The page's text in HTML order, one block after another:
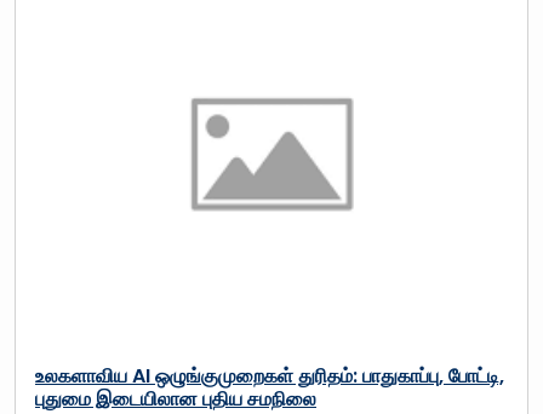
உலகளாவிய AI ஒழுங்குமுறைகள் துரிதம்: பாதுகாப்பு, போட்டி,
புதுமை இடையிலான புதிய சமநிலை